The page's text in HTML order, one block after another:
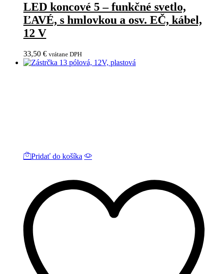
LED koncové 5 – funkčné svetlo,
ĽAVÉ, s hmlovkou a osv. EČ, kábel,
12 V
33,50 € vrátane DPH
Pridať do košíka